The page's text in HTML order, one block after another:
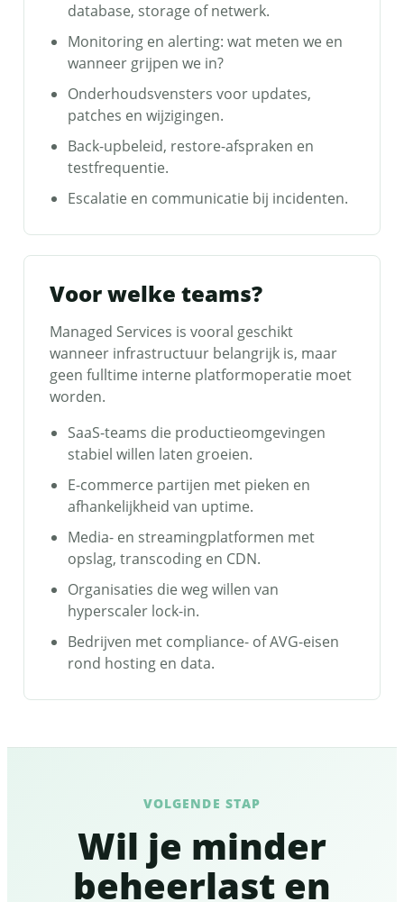
database, storage of netwerk.
Monitoring en alerting: wat meten we en
wanneer grijpen we in?
Onderhoudsvensters voor updates,
patches en wijzigingen.
Back-upbeleid, restore-afspraken en
testfrequentie.
Escalatie en communicatie bij incidenten.
Voor welke teams?
Managed Services is vooral geschikt
wanneer infrastructuur belangrijk is, maar
geen fulltime interne platformoperatie moet
worden.
SaaS-teams die productieomgevingen
stabiel willen laten groeien.
E-commerce partijen met pieken en
afhankelijkheid van uptime.
Media- en streamingplatformen met
opslag, transcoding en CDN.
Organisaties die weg willen van
hyperscaler lock-in.
Bedrijven met compliance- of AVG-eisen
rond hosting en data.
VOLGENDE STAP
Wil je minder
beheerlast en